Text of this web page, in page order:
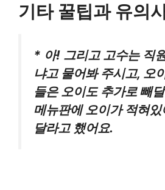
기타 꿀팁과 유의
* 아! 그리고 고수는 직
냐고 물어봐 주시고, 오
들은 오이도 추가로 빼
메뉴판에 오이가 적혀
달라고 했어요.